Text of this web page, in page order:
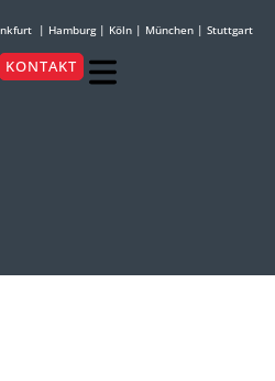
| Hamburg| Köln | München | Stuttgart
KONTAKT